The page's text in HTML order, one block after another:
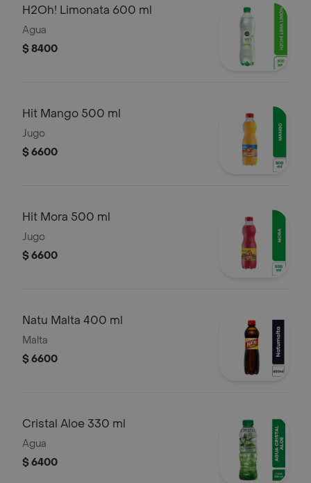
H2Oh! Limonata 600 ml
Agua
$ 8400
Hit Mango 500 ml
Jugo
$ 6600
Hit Mora 500 ml
Jugo
$ 6600
Natu Malta 400 ml
Malta
$ 6600
Cristal Aloe 330 ml
Agua
$ 6400